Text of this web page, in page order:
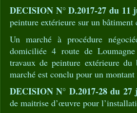
DECISION N° D.2017-27 du 11
peinture extérieure sur un bâtiment
Un marché à procédure
domiciliée 4 route de
travaux de peinture extérieure
marché est conclu pour un
DECISION N° D.2017-28 du
de maitrise d’œuvre pour